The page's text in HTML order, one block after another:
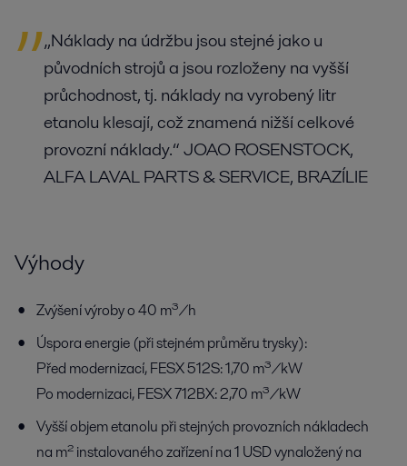
„Náklady na údržbu jsou stejné jako u
původních strojů a jsou rozloženy na vyšší
průchodnost, tj. náklady na vyrobený litr
etanolu klesají, což znamená nižší celkové
provozní náklady.“ JOAO ROSENSTOCK,
ALFA LAVAL PARTS & SERVICE, BRAZÍLIE
Výhody
Zvýšení výroby o 40 m³/h
Úspora energie (při stejném průměru trysky):
Před modernizací, FESX 512S: 1,70 m³/kW
Po modernizaci, FESX 712BX: 2,70 m³/kW
Vyšší objem etanolu při stejných provozních nákladech
na m² instalovaného zařízení na 1 USD vynaložený na